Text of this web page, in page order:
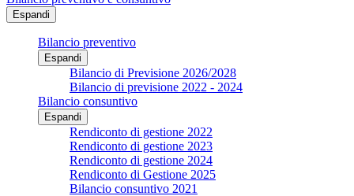
Espandi
Bilancio preventivo
Espandi
Bilancio di Previsione 2026/2028
Bilancio di previsione 2022 - 2024
Bilancio consuntivo
Espandi
Rendiconto di gestione 2022
Rendiconto di gestione 2023
Rendiconto di gestione 2024
Rendiconto di Gestione 2025
Bilancio consuntivo 2021